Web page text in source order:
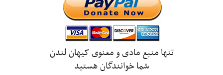
تنها منبع مادی و معنوی کیهان لندن
شما خوانندگان هستید